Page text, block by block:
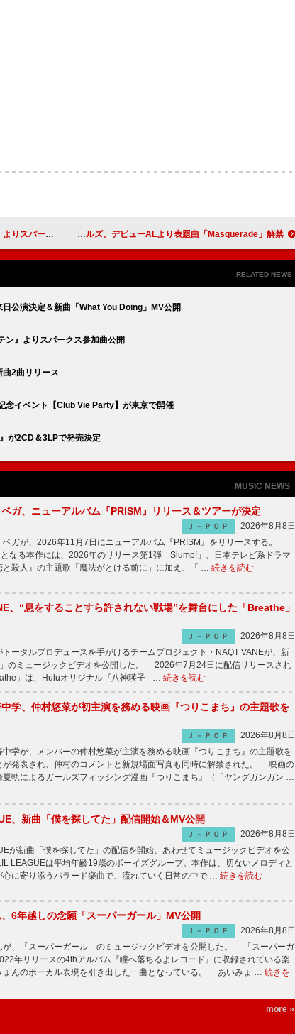
ス参加曲公開 アイルランド発の新星バンド＝カーディナルズ、デビューALより表題曲「Masquerade」解禁
RELATED NEWS
公演決定＆新曲「What You Doing」MV公開
ン』よりスパークス参加曲公開
2曲リリース
念イベント【Club Vie Party】が東京で開催
が2CD＆3LPで発売決定
MUSIC NEWS
ガ、ニューアルバム『PRISM』リリース＆ツアーが決定
Ｊ－ＰＯＰ
2026年8月8日
ガが、2026年11月7日にニューアルバム『PRISM』をリリースする。
なる本作には、2026年のリリース第1弾「Slump!」、日本テレビ系ドラマ
と殺人』の主題歌「魔法がとける前に」に加え、「 … 続きを読む
、“息をすることすら許されない戦場”を舞台にした「Breathe」
Ｊ－ＰＯＰ
2026年8月8日
ータルプロデュースを手がけるチームプロジェクト・NAQT VANEが、新
のミュージックビデオを公開した。 2026年7月24日に配信リリースされ
」は、Huluオリジナル『八神瑛子 - … 続きを読む
学、仲村悠菜が初主演を務める映画『つりこまち』の主題歌を
Ｊ－ＰＯＰ
2026年8月8日
学が、メンバーの仲村悠菜が主演を務める映画『つりこまち』の主題歌を
が発表され、仲村のコメントと新規場面写真も同時に解禁された。 映画の
夏軌によるガールズフィッシング漫画『つりこまち』（「ヤングガンガン …
、新曲「僕を探してた」配信開始＆MV公開
Ｊ－ＰＯＰ
2026年8月8日
が新曲「僕を探してた」の配信を開始、あわせてミュージックビデオを公
LEAGUEは平均年齢19歳のボーイズグループ。本作は、切ないメロディと
心に寄り添うバラード楽曲で、流れていく日常の中で … 続きを読む
6年越しの念願「スーパーガール」MV公開
Ｊ－ＰＯＰ
2026年8月8日
、「スーパーガール」のミュージックビデオを公開した。 「スーパーガ
年リリースの4thアルバム『瞳へ落ちるよレコード』に収録されている楽
ょんのボーカル表現を引き出した一曲となっている。 あいみょ … 続きを
more »